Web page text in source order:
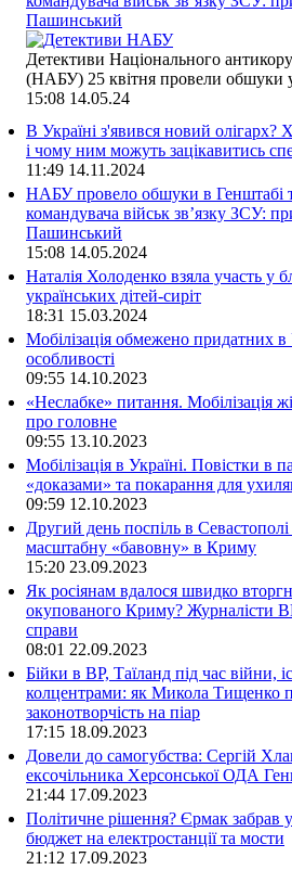
Пашинський
Детективи Національного
(НАБУ) 25 квітня провели обшуки
15:08 14.05.24
В Україні з'явився новий
і чому ним можуть зацікавитись
11:49 14.11.2024
НАБУ провело обшуки в Генштабі
командувача військ зв’язку ЗСУ:
Пашинський
15:08 14.05.2024
Наталія Холоденко взяла участь у
українських дітей-сиріт
18:31 15.03.2024
Мобілізація обмежено придатних в
особливості
09:55 14.10.2023
«Неслабке» питання. Мобілізація
про головне
09:55 13.10.2023
Мобілізація в Україні. Повістки в
«доказами» та покарання для
09:59 12.10.2023
Другий день поспіль в
масштабну «бавовну» в Криму
15:20 23.09.2023
Як росіянам вдалося швидко
окупованого Криму? Журналісти
справи
08:01 22.09.2023
Бійки в ВР, Таїланд під час війни,
колцентрами: як Микола Тищенко
законотворчість на піар
17:15 18.09.2023
Довели до самогубства: Сергій
ексочільника Херсонської ОДА
21:44 17.09.2023
Політичне рішення? Єрмак забрав
бюджет на електростанції та мости
21:12 17.09.2023